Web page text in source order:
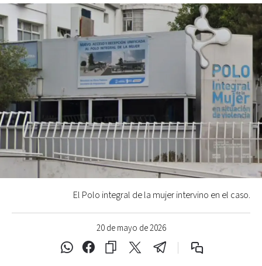
20 de mayo de 2026
El Polo integral de la mujer intervino en el caso.